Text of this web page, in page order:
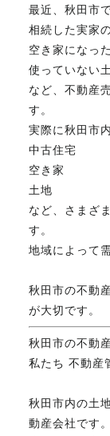
定休
無
最近、秋田市
相続した実家
空き家になっ
使っていない
など、不動産
す。
実際に秋田市
中古住宅
空き家
土地
など、さまざ
す。
地域によって
秋田市の不動
が大切です。
秋田市の不動
私たち 不動産
秋田市内の土
動産会社です。